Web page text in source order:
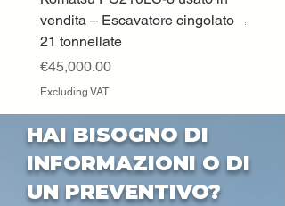
vendita – Escavatore cingolato
21 tonnellate
Price
€45,000.00
Excluding VAT
Price
HAI BISOGNO DI
INFORMAZIONI O DI
UN PREVENTIVO?